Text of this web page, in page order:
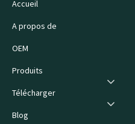
Accueil
A propos de
OEM
Produits
Télécharger
Blog